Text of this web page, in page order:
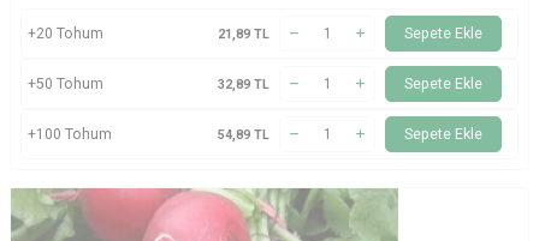
+20 Tohum 21,89 TL Sepete Ekle
+50 Tohum 32,89 TL Sepete Ekle
+100 Tohum 54,89 TL Sepete Ekle